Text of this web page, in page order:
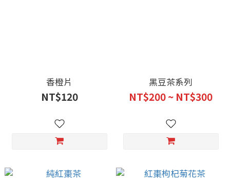
香橙片
NT$120
黑豆茶系列
NT$200 ~ NT$300